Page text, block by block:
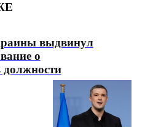
выдвинул
о
должности